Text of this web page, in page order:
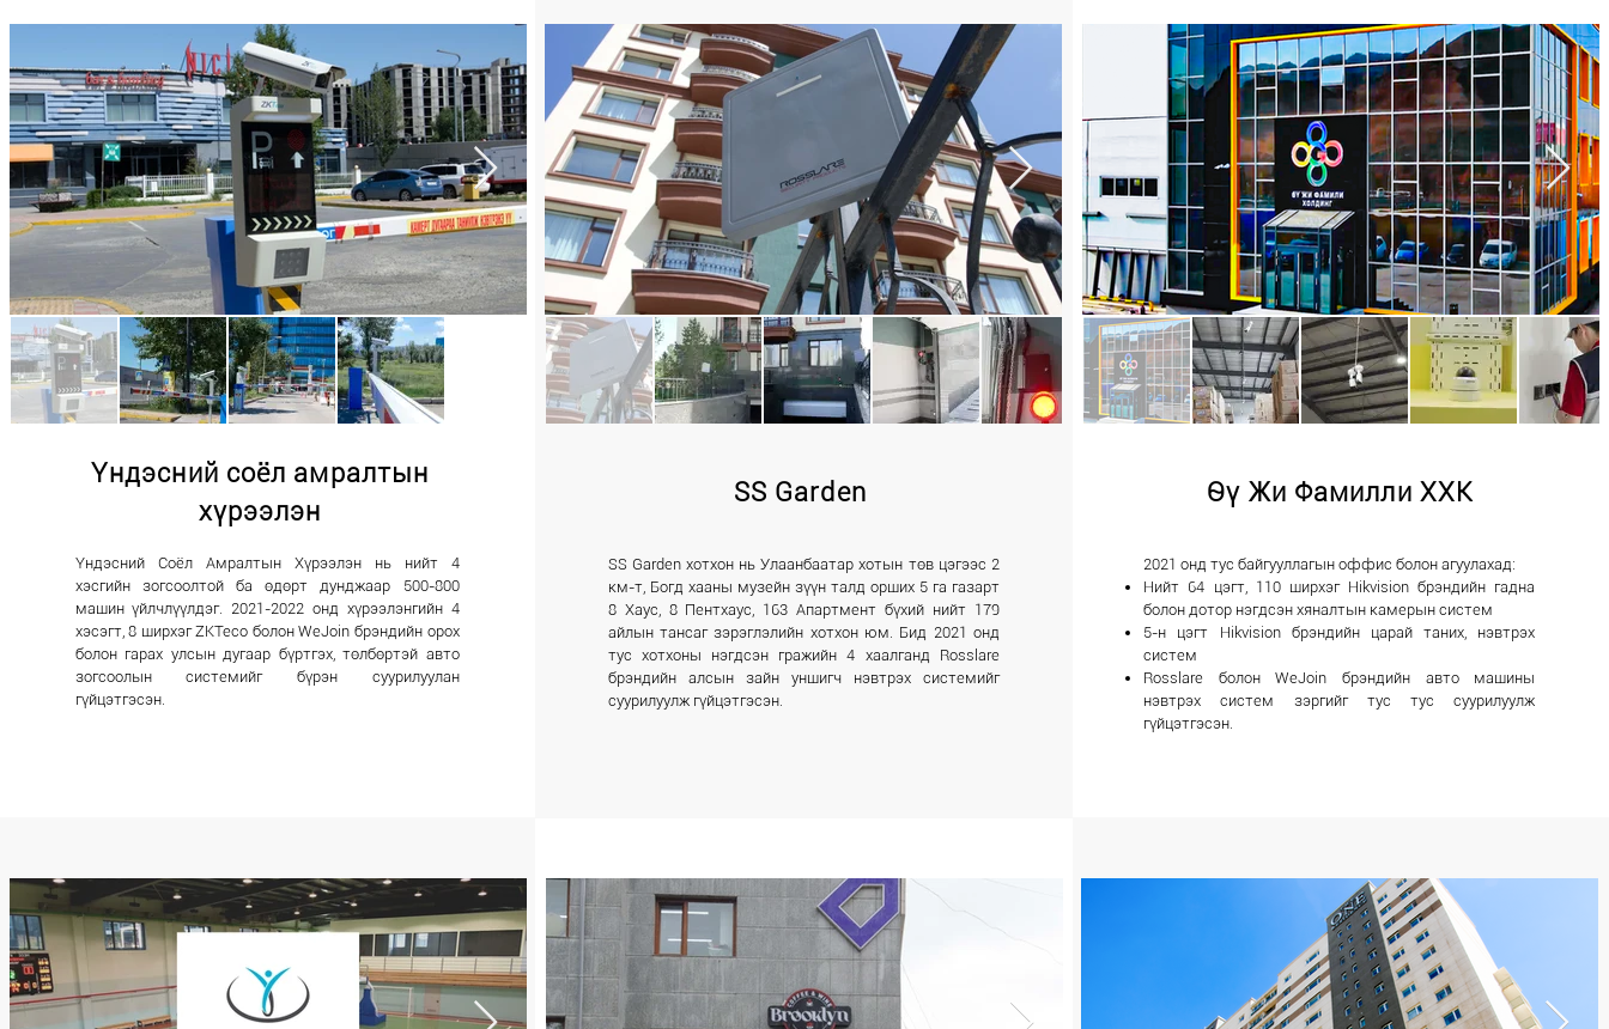
Үндэсний соёл амралтын
хүрээлэн
Үндэсний Соёл Амралтын Хүрээлэн нь нийт 4
хэсгийн зогсоолтой ба өдөрт дунджаар 500-800
машин үйлчлүүлдэг. 2021-2022 онд хүрээлэнгийн 4
хэсэгт, 8 ширхэг ZKTeco болон WeJoin брэндийн орох
болон гарах улсын дугаар бүртгэх, төлбөртэй авто
зогсоолын системийг бүрэн суурилуулан
гүйцэтгэсэн.
SS Garden
SS Garden хотхон нь Улаанбаатар хотын төв цэгээс 2
км-т, Богд хааны музейн зүүн талд орших 5 га газарт
8 Хаус, 8 Пентхаус, 163 Апартмент бүхий нийт 179
айлын тансаг зэрэглэлийн хотхон юм. Бид 2021 онд
тус хотхоны нэгдсэн гражийн 4 хаалганд Rosslare
брэндийн алсын зайн уншигч нэвтрэх системийг
суурилуулж гүйцэтгэсэн.
Өү Жи Фамилли ХХК
2021 онд тус байгууллагын оффис болон агуулахад:
Нийт 64 цэгт, 110 ширхэг Hikvision брэндийн гадна
болон дотор нэгдсэн хяналтын камерын систем
5-н цэгт Hikvision брэндийн царай таних, нэвтрэх
систем
Rosslare болон WeJoin брэндийн авто машины
нэвтрэх систем зэргийг тус тус суурилуулж
гүйцэтгэсэн.